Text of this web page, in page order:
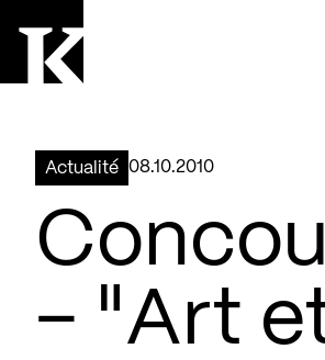
Actualité 08.10.2010
– "Art